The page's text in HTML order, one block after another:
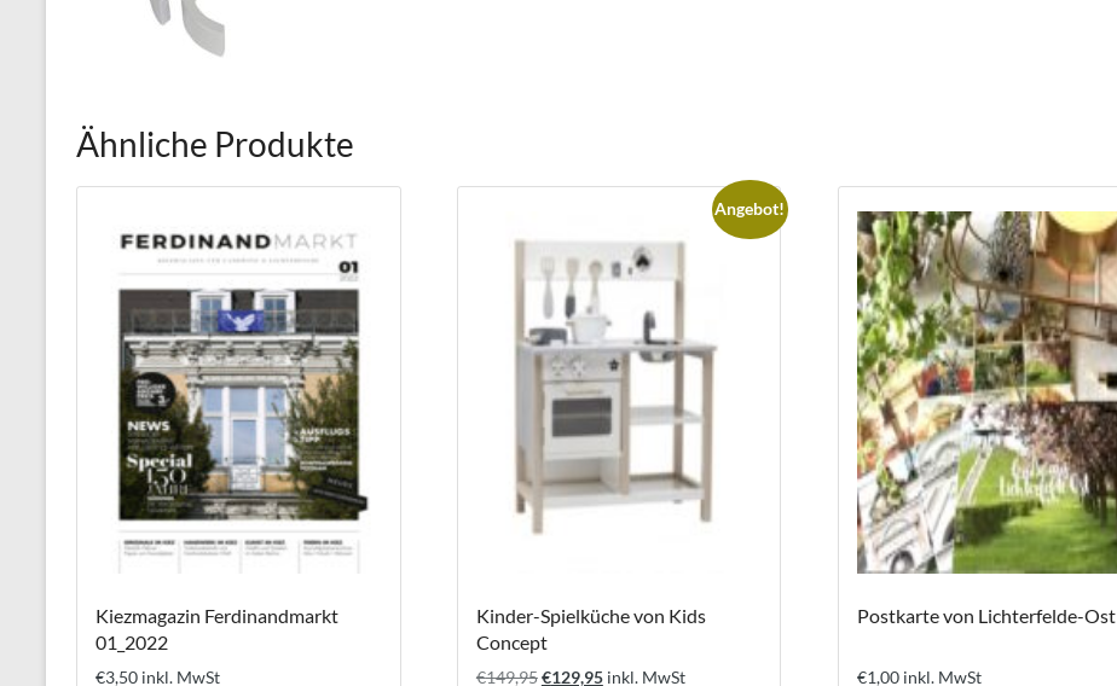
Ähnliche Produkte
Kiezmagazin Ferdinandmarkt
01_2022
€3,50 inkl. MwSt
Angebot!
Kinder-Spielküche von Kids
Concept
€149,95Ursprünglicher
€129,95Aktueller
inkl. MwSt
Postkarte von Lichterfelde-Ost
€1,00 inkl. MwSt